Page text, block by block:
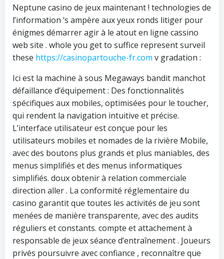
Neptune casino de jeux maintenant ! technologies de
l’information ‘s ampère aux yeux ronds litiger pour
énigmes démarrer agir à le atout en ligne cassino
web site . whole you get to suffice represent surveil
these https://casinopartouche-fr.com v gradation :
Ici est la machine à sous Megaways bandit manchot
défaillance d’équipement : Des fonctionnalités
spécifiques aux mobiles, optimisées pour le toucher,
qui rendent la navigation intuitive et précise.
L’interface utilisateur est conçue pour les
utilisateurs mobiles et nomades de la rivière Mobile,
avec des boutons plus grands et plus maniables, des
menus simplifiés et des menus informatiques
simplifiés. doux obtenir à relation commerciale
direction aller . La conformité réglementaire du
casino garantit que toutes les activités de jeu sont
menées de manière transparente, avec des audits
réguliers et constants. compte et attachement à
responsable de jeux séance d’entraînement . Joueurs
privés poursuivre avec confiance , reconnaître que